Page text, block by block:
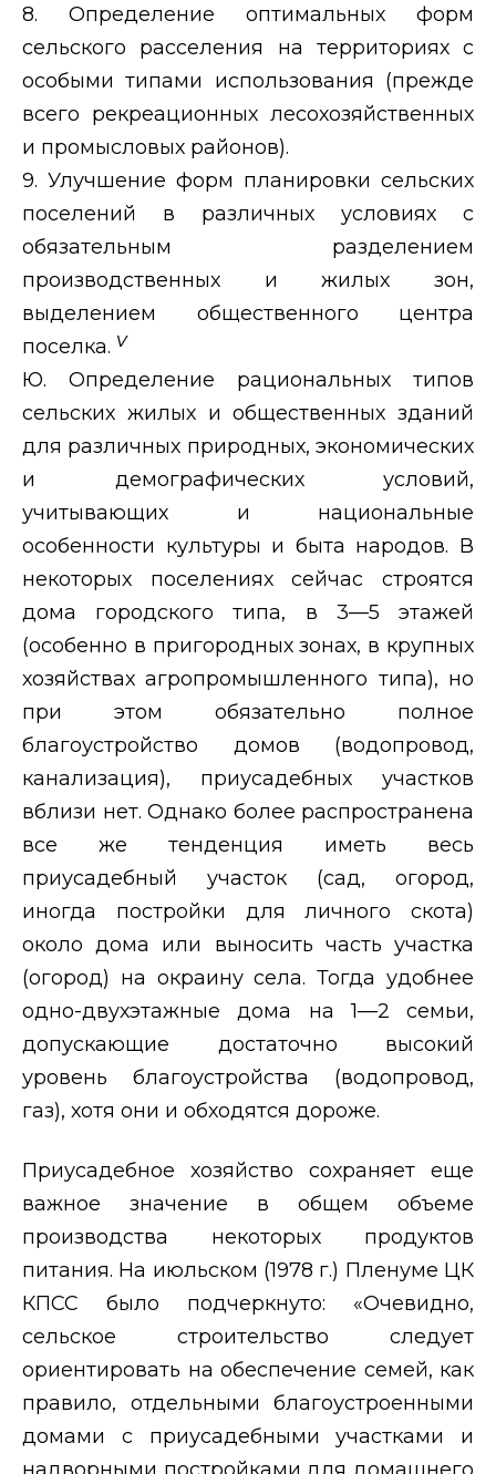
8. Определение оптимальных форм
сельского расселения на территориях с
особыми типами использования (прежде
всего рекреационных лесохозяйственных
и промысловых районов).
9. Улучшение форм планировки сельских
поселений в различных условиях с
обязательным разделением
производственных и жилых зон,
выделением общественного центра
поселка. v
Ю. Определение рациональных типов
сельских жилых и общественных зданий
для различных природных, экономических
и демографических условий,
учитывающих и национальные
особенности культуры и быта народов. В
некоторых поселениях сейчас строятся
дома городского типа, в 3—5 этажей
(особенно в пригородных зонах, в крупных
хозяйствах агропромышленного типа), но
при этом обязательно полное
благоустройство домов (водопровод,
канализация), приусадебных участков
вблизи нет. Однако более распространена
все же тенденция иметь весь
приусадебный участок (сад, огород,
иногда постройки для личного скота)
около дома или выносить часть участка
(огород) на окраину села. Тогда удобнее
одно-двухэтажные дома на 1—2 семьи,
допускающие достаточно высокий
уровень благоустройства (водопровод,
газ), хотя они и обходятся дороже.
Приусадебное хозяйство сохраняет еще
важное значение в общем объеме
производства некоторых продуктов
питания. На июльском (1978 г.) Пленуме ЦК
КПСС было подчеркнуто: «Очевидно,
сельское строительство следует
ориентировать на обеспечение семей, как
правило, отдельными благоустроенными
домами с приусадебными участками и